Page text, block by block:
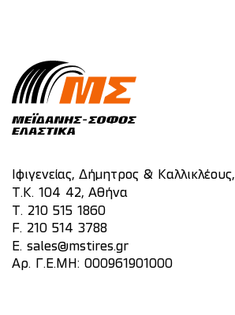
Ιφιγενείας, Δήμητρος & Καλλικλέους,
Τ.Κ. 104 42, Αθήνα
T. 210 515 1860
F. 210 514 3788
E. sales@mstires.gr
Αρ. Γ.Ε.ΜΗ: 000961901000